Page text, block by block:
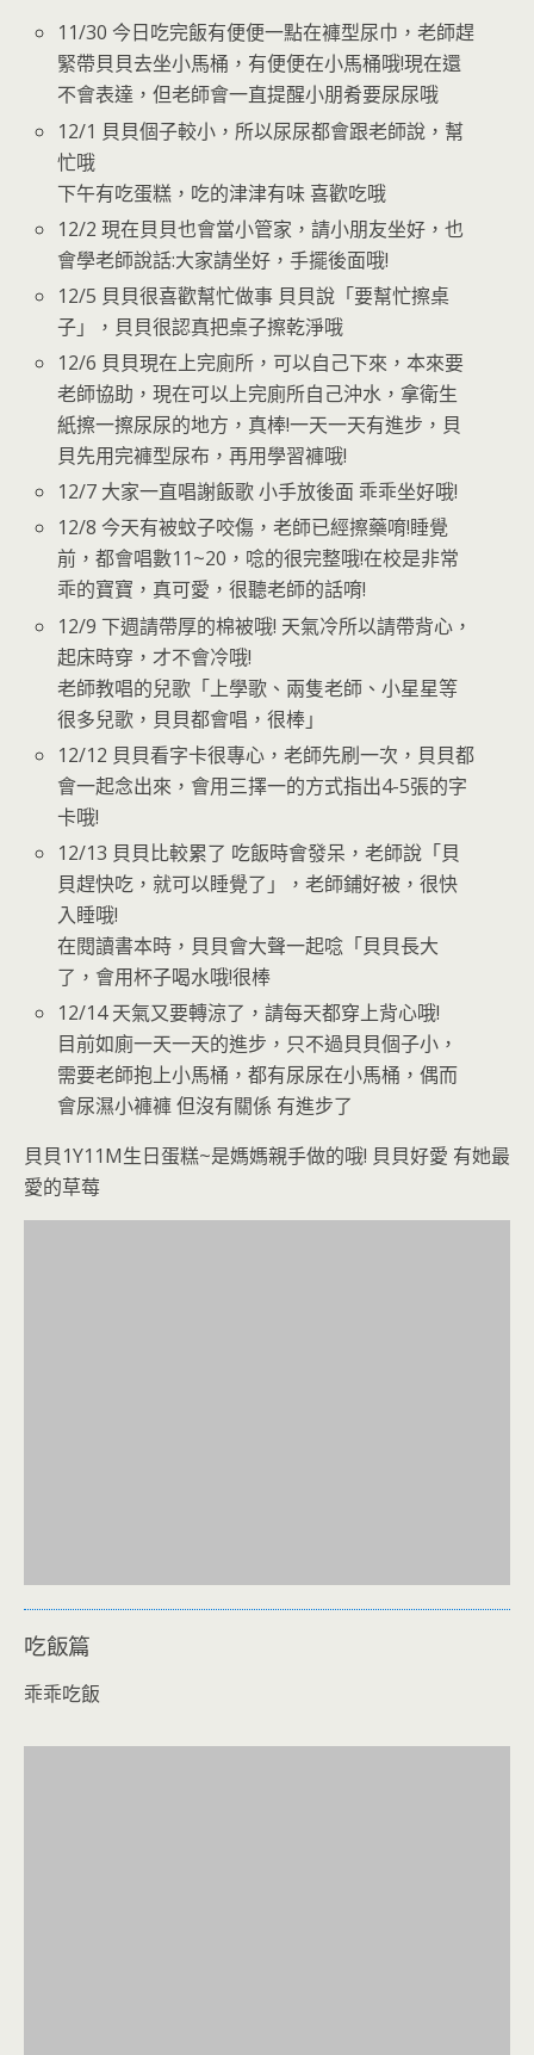
11/30 今日吃完飯有便便一點在褲型尿巾，老師趕
緊帶貝貝去坐小馬桶，有便便在小馬桶哦!現在還
不會表達，但老師會一直提醒小朋肴要尿尿哦
12/1 貝貝個子較小，所以尿尿都會跟老師說，幫
忙哦
下午有吃蛋糕，吃的津津有味 喜歡吃哦
12/2 現在貝貝也會當小管家，請小朋友坐好，也
會學老師說話:大家請坐好，手擺後面哦!
12/5 貝貝很喜歡幫忙做事 貝貝說「要幫忙擦桌
子」，貝貝很認真把桌子擦乾淨哦
12/6 貝貝現在上完廁所，可以自己下來，本來要
老師協助，現在可以上完廁所自己沖水，拿衛生
紙擦一擦尿尿的地方，真棒!一天一天有進步，貝
貝先用完褲型尿布，再用學習褲哦!
12/7 大家一直唱謝飯歌 小手放後面 乖乖坐好哦!
12/8 今天有被蚊子咬傷，老師已經擦藥唷!睡覺
前，都會唱數11~20，唸的很完整哦!在校是非常
乖的寶寶，真可愛，很聽老師的話唷!
12/9 下週請帶厚的棉被哦! 天氣冷所以請帶背心，
起床時穿，才不會冷哦!
老師教唱的兒歌「上學歌、兩隻老師、小星星等
很多兒歌，貝貝都會唱，很棒」
12/12 貝貝看字卡很專心，老師先刷一次，貝貝都
會一起念出來，會用三擇一的方式指出4-5張的字
卡哦!
12/13 貝貝比較累了 吃飯時會發呆，老師說「貝
貝趕快吃，就可以睡覺了」，老師鋪好被，很快
入睡哦!
在閱讀書本時，貝貝會大聲一起唸「貝貝長大
了，會用杯子喝水哦!很棒
12/14 天氣又要轉涼了，請每天都穿上背心哦!
目前如廁一天一天的進步，只不過貝貝個子小，
需要老師抱上小馬桶，都有尿尿在小馬桶，偶而
會尿濕小褲褲 但沒有關係 有進步了
貝貝1Y11M生日蛋糕~是媽媽親手做的哦! 貝貝好愛 有她最
愛的草莓
吃飯篇
乖乖吃飯